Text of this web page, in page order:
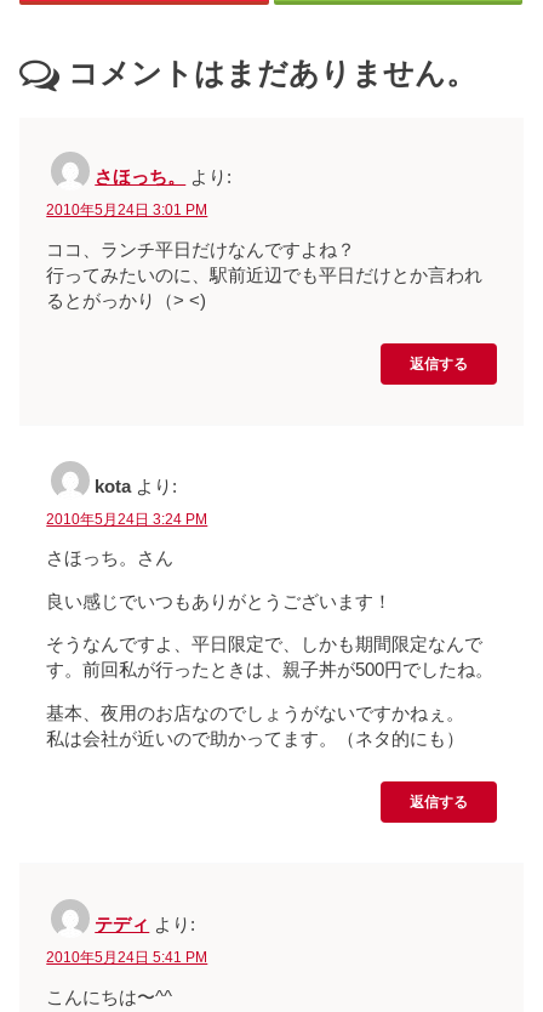
コメントはまだありません。
さほっち。 より:
2010年5月24日 3:01 PM
ココ、ランチ平日だけなんですよね？
行ってみたいのに、駅前近辺でも平日だけとか言われ
るとがっかり（> <)
返信する
kota より:
2010年5月24日 3:24 PM
さほっち。さん
良い感じでいつもありがとうございます！
そうなんですよ、平日限定で、しかも期間限定なんで
す。前回私が行ったときは、親子丼が500円でしたね。
基本、夜用のお店なのでしょうがないですかねぇ。
私は会社が近いので助かってます。（ネタ的にも）
返信する
テディ より:
2010年5月24日 5:41 PM
こんにちは〜^^